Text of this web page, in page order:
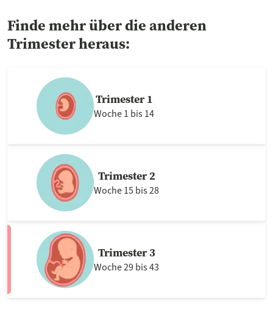
Finde mehr über die anderen
Trimester heraus:
Trimester 1
Woche 1 bis 14
Trimester 2
Woche 15 bis 28
Trimester 3
Woche 29 bis 43